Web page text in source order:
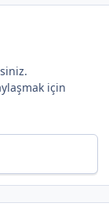
için
*
*